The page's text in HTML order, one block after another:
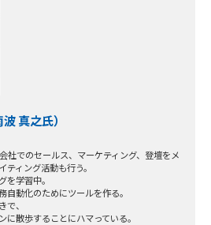
真之氏）
社でのセールス、マーケティング、登壇をメ
ィング活動も行う。
を学習中。
自動化のためにツールを作る。
、
散歩することにハマっている。